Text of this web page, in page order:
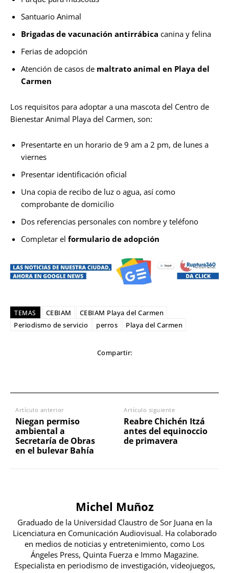
Santuario Animal
Brigadas de vacunación antirrábica canina y felina
Ferias de adopción
Atención de casos de maltrato animal en Playa del
Carmen
Los requisitos para adoptar a una mascota del Centro de
Bienestar Animal Playa del Carmen, son:
Presentarte en un horario de 9 am a 2 pm, de lunes a
viernes
Presentar identificación oficial
Una copia de recibo de luz o agua, así como
comprobante de domicilio
Dos referencias personales con nombre y teléfono
Completar el formulario de adopción
TEMAS CEBIAM
CEBIAM Playa del Carmen
Periodismo de servicio
perros Playa del Carmen
Compartir:
Artículo anterior
Niegan permiso
ambiental a
Secretaría de Obras
en el bulevar Bahía
Artículo siguiente
Reabre Chichén Itzá
antes del equinoccio
de primavera
Michel Muñoz
Graduado de la Universidad Claustro de Sor Juana en la
Licenciatura en Comunicación Audiovisual. Ha colaborado
en medios de noticias y entretenimiento, como Los
Ángeles Press, Quinta Fuerza e Immo Magazine.
Especialista en periodismo de investigación, videojuegos,